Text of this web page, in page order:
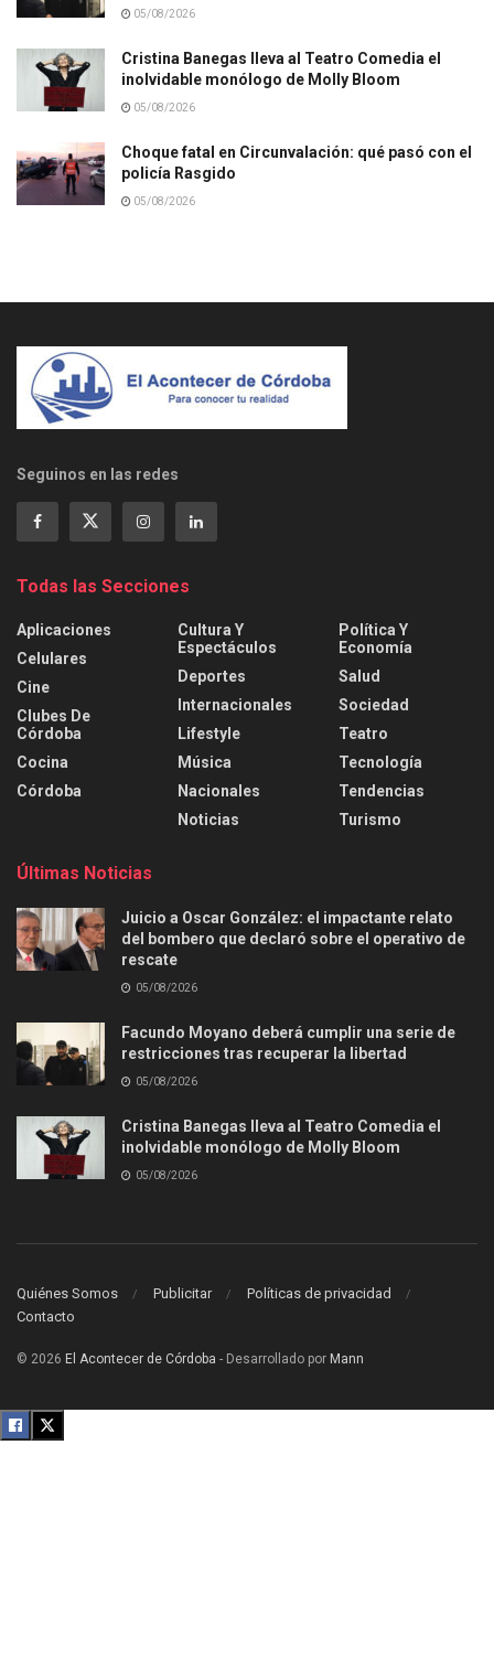
05/08/2026
Cristina Banegas lleva al Teatro Comedia el
inolvidable monólogo de Molly Bloom
05/08/2026
Choque fatal en Circunvalación: qué pasó con el
policía Rasgido
05/08/2026
Seguinos en las redes
Todas las Secciones
Aplicaciones
Celulares
Cine
Clubes De
Córdoba
Cocina
Córdoba
Cultura Y
Espectáculos
Deportes
Internacionales
Lifestyle
Música
Nacionales
Noticias
Política Y
Economía
Salud
Sociedad
Teatro
Tecnología
Tendencias
Turismo
Últimas Noticias
Juicio a Oscar González: el impactante relato
del bombero que declaró sobre el operativo de
rescate
05/08/2026
Facundo Moyano deberá cumplir una serie de
restricciones tras recuperar la libertad
05/08/2026
Cristina Banegas lleva al Teatro Comedia el
inolvidable monólogo de Molly Bloom
05/08/2026
Quiénes Somos Publicitar
Políticas de privacidad
Contacto
© 2026 El Acontecer de Córdoba - Desarrollado por Mann